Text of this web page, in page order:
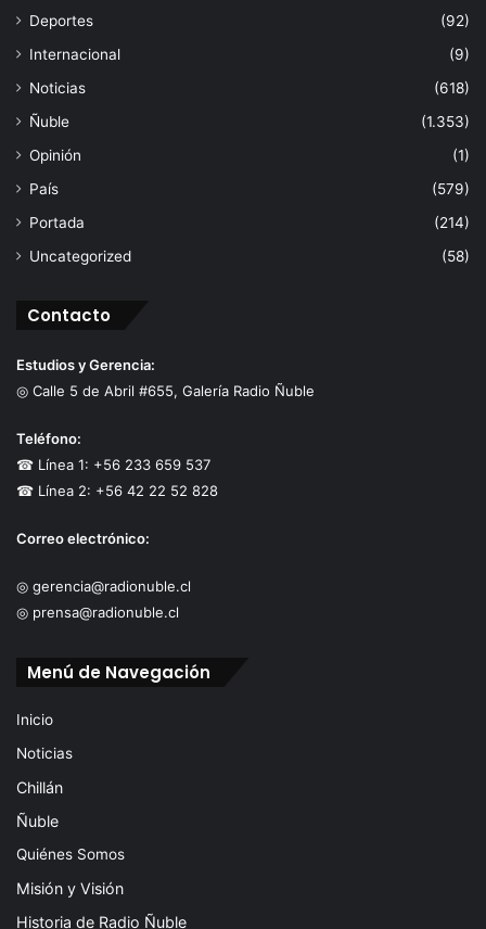
Deportes
(92)
Internacional
(9)
Noticias
(618)
Ñuble
(1.353)
Opinión
(1)
País
(579)
Portada
(214)
Uncategorized
(58)
Contacto
Estudios y Gerencia:
◎ Calle 5 de Abril #655, Galería Radio Ñuble
Teléfono:
☎ Línea 1: +56 233 659 537
☎ Línea 2: +56 42 22 52 828
Correo electrónico:
◎ gerencia@radionuble.cl
◎ prensa@radionuble.cl
Menú de Navegación
Inicio
Noticias
Chillán
Ñuble
Quiénes Somos
Misión y Visión
Historia de Radio Ñuble